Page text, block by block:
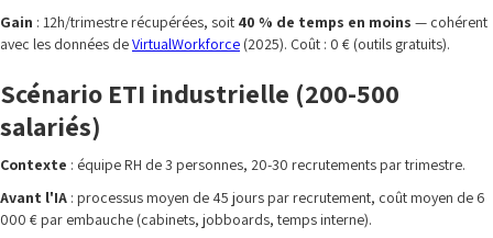
Gain : 12h/trimestre récupérées, soit 40 % de temps en moins — cohérent
avec les données deVirtualWorkforce (2025). Coût : 0 € (outils gratuits).
Scénario ETI industrielle (200-500
salariés)
Contexte : équipe RH de 3 personnes, 20-30 recrutements par trimestre.
Avant l'IA : processus moyen de 45 jours par recrutement, coût moyen de 6
000 € par embauche (cabinets, jobboards, temps interne).